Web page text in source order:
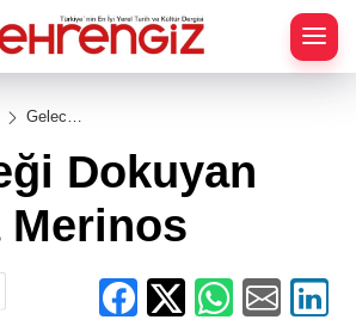
Geleceği
Fabrika
MerinosDokuyan
Merinos